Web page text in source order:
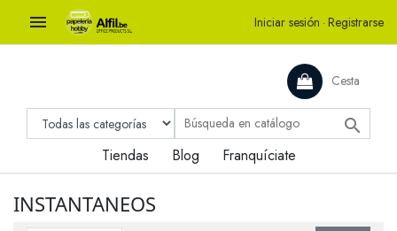
 Iniciar sesión · Registrarse
Cesta

Tiendas Blog Franquíciate
INSTANTANEOS